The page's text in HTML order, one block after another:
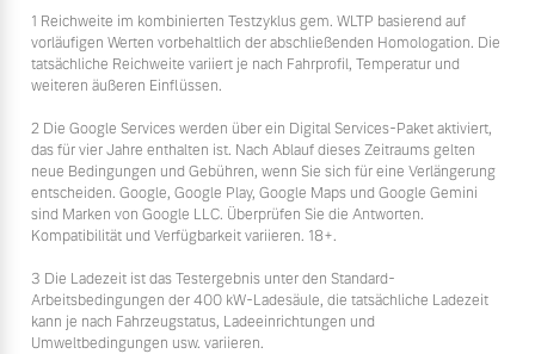
1 Reichweite im kombinierten Testzyklus gem. WLTP basierend auf
vorläufigen Werten vorbehaltlich der abschließenden Homologation. Die
tatsächliche Reichweite variiert je nach Fahrprofil, Temperatur und
weiteren äußeren Einflüssen.
2 Die Google Services werden über ein Digital Services-Paket aktiviert,
das für vier Jahre enthalten ist. Nach Ablauf dieses Zeitraums gelten
neue Bedingungen und Gebühren, wenn Sie sich für eine Verlängerung
entscheiden. Google, Google Play, Google Maps und Google Gemini
sind Marken von Google LLC. Überprüfen Sie die Antworten.
Kompatibilität und Verfügbarkeit variieren. 18+.
3 Die Ladezeit ist das Testergebnis unter den Standard-
Arbeitsbedingungen der 400 kW-Ladesäule, die tatsächliche Ladezeit
kann je nach Fahrzeugstatus, Ladeeinrichtungen und
Umweltbedingungen usw. variieren.